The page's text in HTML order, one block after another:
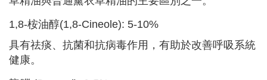
1,8-桉油醇(1,8-Cineole): 5-10%
具有祛痰、抗菌和抗病毒作用，有助於改善呼吸系統
健康。